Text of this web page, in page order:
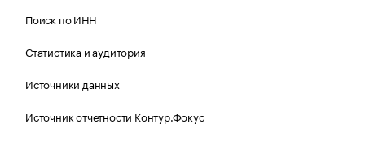
Поиск по ИНН
Статистика и аудитория
Источники данных
Источник отчетности Контур.Фокус